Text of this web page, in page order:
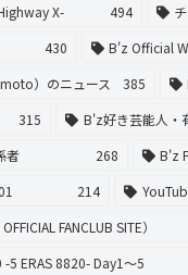
X-
494
430 B'z Official
）のニュース
385
315 B'z好き芸能人・
者
268 B'z
214
FANCLUB SITE）
-5 ERAS 8820- Day1〜5